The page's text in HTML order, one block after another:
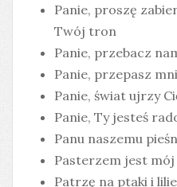
Panie, proszę
Twój tron
Panie, przebacz
Panie, przepasz
Panie, świat ujrzy
Panie, Ty jesteś
Panu naszemu
Pasterzem jest mój
Patrzę na ptaki i